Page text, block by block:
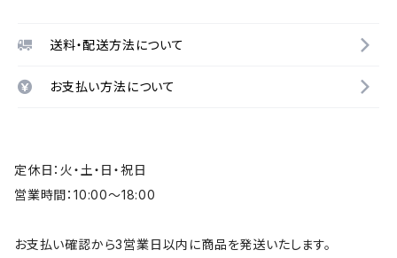
送料・配送方法について
お支払い方法について
定休日：火・土・日・祝日
営業時間：10:00～18:00
お支払い確認から3営業日以内に商品を発送いたします。